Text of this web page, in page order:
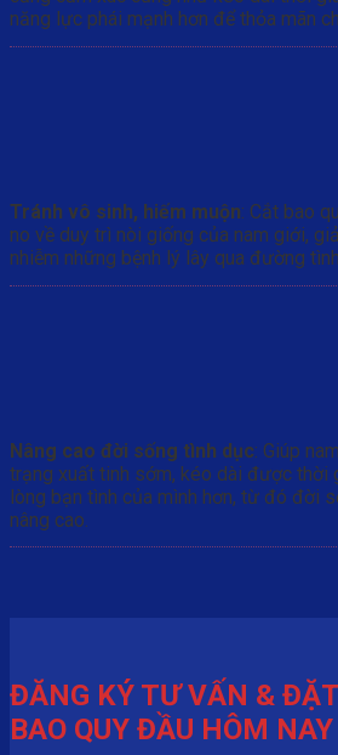
năng lực phái mạnh hơn để thỏa mãn
Tránh vô sinh, hiếm muộn: Cắt bao
no về duy trì nòi giống của nam giới,
nhiễm những bệnh lý lây qua đường
Nâng cao đời sống tình dục: Giúp
trạng xuất tinh sớm, kéo dài được thời
lòng bạn tình của mình hơn, từ đó đời
nâng cao.
ĐĂNG KÝ TƯ VẤN &
BAO QUY ĐẦU HÔM NAY